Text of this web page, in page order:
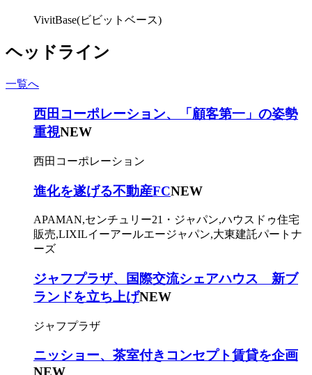
VivitBase(ビビットベース)
ヘッドライン
一覧へ
西田コーポレーション、「顧客第一」の姿勢
重視NEW
西田コーポレーション
進化を遂げる不動産FCNEW
APAMAN,センチュリー21・ジャパン,ハウスドゥ住宅
販売,LIXILイーアールエージャパン,大東建託パートナ
ーズ
ジャフプラザ、国際交流シェアハウス 新ブ
ランドを立ち上げNEW
ジャフプラザ
ニッショー、茶室付きコンセプト賃貸を企画